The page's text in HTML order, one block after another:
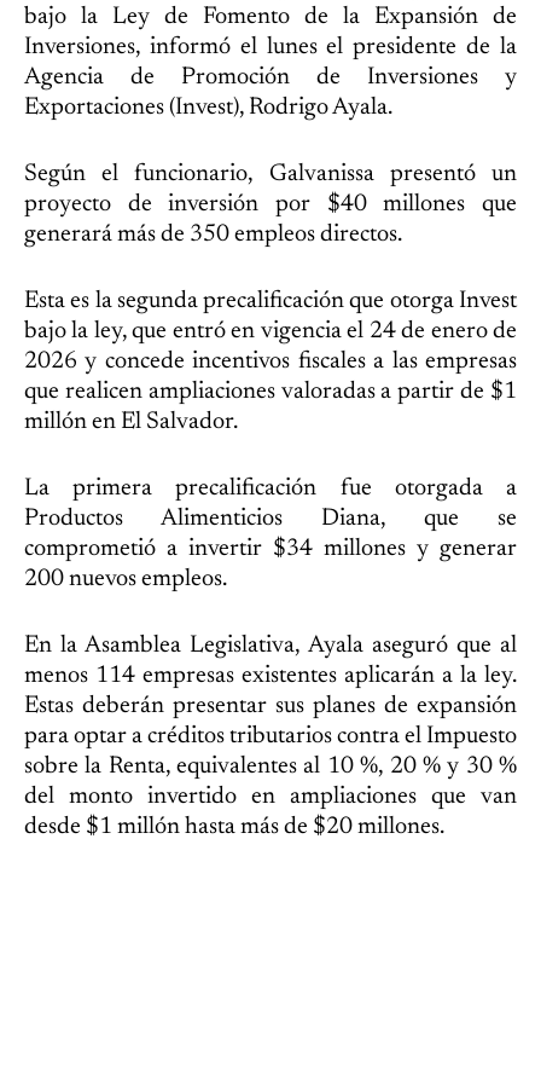
bajo la Ley de Fomento de la Expansión de
Inversiones, informó el lunes el presidente de la
Agencia de Promoción de Inversiones y
Exportaciones (Invest), Rodrigo Ayala.
Según el funcionario, Galvanissa presentó un
proyecto de inversión por $40 millones que
generará más de 350 empleos directos.
Esta es la segunda precalificación que otorga Invest
bajo la ley, que entró en vigencia el 24 de enero de
2026 y concede incentivos fiscales a las empresas
que realicen ampliaciones valoradas a partir de $1
millón en El Salvador.
La primera precalificación fue otorgada a
Productos Alimenticios Diana, que se
comprometió a invertir $34 millones y generar
200 nuevos empleos.
En la Asamblea Legislativa, Ayala aseguró que al
menos 114 empresas existentes aplicarán a la ley.
Estas deberán presentar sus planes de expansión
para optar a créditos tributarios contra el Impuesto
sobre la Renta, equivalentes al 10 %, 20 % y 30 %
del monto invertido en ampliaciones que van
desde $1 millón hasta más de $20 millones.